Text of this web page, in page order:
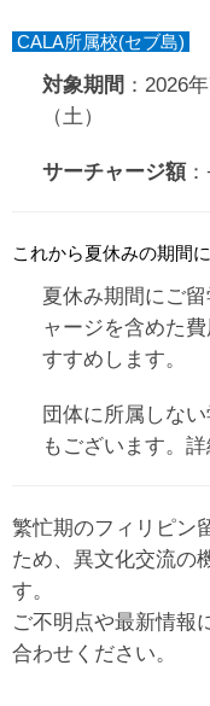
CALA所属校(セブ島)
対象期間 ：2026
（土）
サーチャージ額：
これから夏休みの期間
夏休み期間にご
ャージを含めた
すすめします。
団体に所属しな
もございます。
繁忙期のフィリピン
ため、異文化交流の
す。
ご不明点や最新情報
合わせください。